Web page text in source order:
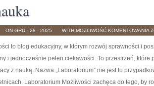
ON GRU - 28 - 2025 WITH MOŻLIWOŚĆ KOMENTOWANIA
I
to blog edukacyjny, w którym rozwój sprawności i
i jednocześnie pełen ciekawości. To przestrzeń,
z nauką. Nazwa „Laboratorium” nie jest tu
Laboratorium Możliwości zachęca do tego, by